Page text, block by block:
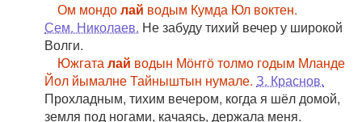
Ом мондолай водым Кумда Юл воктен.
Сем. Николаев. Не забуду тихий вечер у широкой
Волги.
Южгаталай водын Мӧҥгӧ толмо годым Мланде
Йол йымалне Тайныштын нумале. З. Краснов.
Прохладным, тихим вечером, когда я шёл домой,
земля под ногами, качаясь, держала меня.